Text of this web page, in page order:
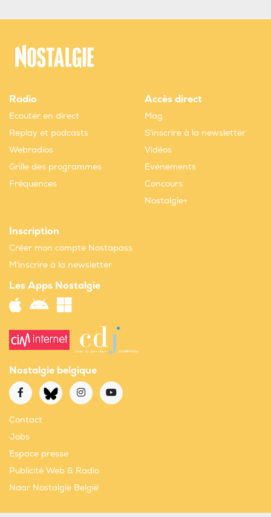
Radio
Ecouter en direct
Replay et podcasts
Webradios
Grille des programmes
Fréquences
Accès direct
Mag
S'inscrire à la newsletter
Vidéos
Evènements
Concours
Nostalgie+
Inscription
Créer mon compte Nostapass
M'inscrire à la newsletter
Les Apps Nostalgie
Nostalgie belgique
Contact
Jobs
Espace presse
Publicité Web & Radio
Naar Nostalgie België